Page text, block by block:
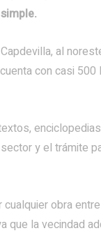
al
con casi
y el trámite
obra
que la vecindad